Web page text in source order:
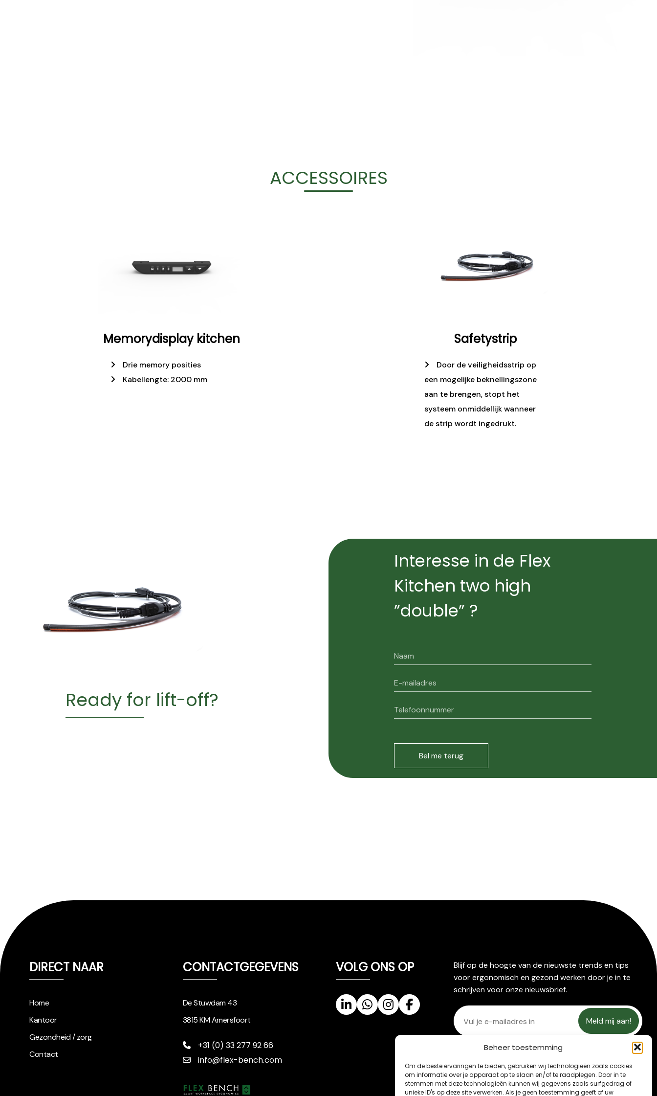
Beheer toestemming
Om de beste ervaringen te bieden, gebruiken wij technologieën zoals cookies
om informatie over je apparaat op te slaan en/of te raadplegen. Door in te
stemmen met deze technologieën kunnen wij gegevens zoals surfgedrag of
unieke ID's op deze site verwerken. Als je geen toestemming geeft of uw
ACCESSOIRES
Memorydisplay kitchen
Drie memory posities
Kabellengte: 2000 mm
Safetystrip
Door de veiligheidsstrip op
een mogelijke beknellingszone
aan te brengen, stopt het
systeem onmiddellijk wanneer
de strip wordt ingedrukt.
Ready for lift-off?
Interesse in de Flex
Kitchen two high
”double” ?
DIRECT NAAR
Home
Kantoor
Gezondheid / zorg
Contact
CONTACTGEGEVENS
De Stuwdam 43
3815 KM Amersfoort
+31 (0) 33 277 92 66
info@flex-bench.com
VOLG ONS OP
Blijf op de hoogte van de nieuwste trends en tips
voor ergonomisch en gezond werken door je in te
schrijven voor onze nieuwsbrief.